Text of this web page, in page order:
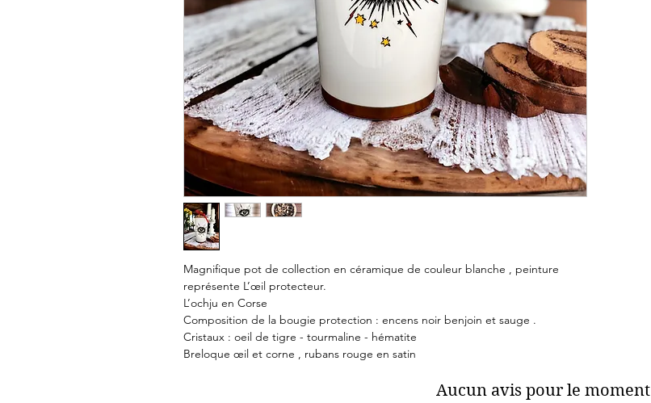
Magnifique pot de collection en céramique de couleur blanche , peinture
représente L’œil protecteur.
L’ochju en Corse
Composition de la bougie protection : encens noir benjoin et sauge .
Cristaux : oeil de tigre - tourmaline - hématite
Breloque œil et corne , rubans rouge en satin
Aucun avis pour le moment